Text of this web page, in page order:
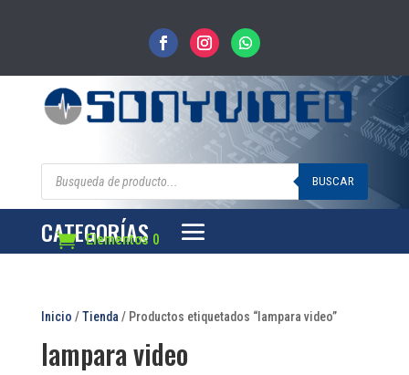
Búsqueda
BUSCAR
Elementos 0
CATEGORÍAS
Inicio /Tienda / Productos etiquetados “lampara video”
lampara video